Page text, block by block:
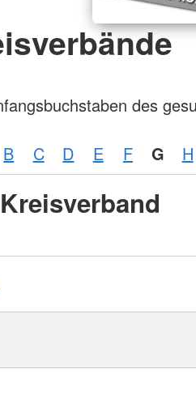
des
B C D E F G H
Kreisverband